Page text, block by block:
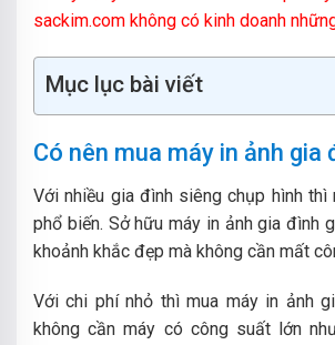
sackim.com không có kinh doanh
Mục lục bài viết
Có nên mua máy in ảnh gia
Với nhiều gia đình siêng chụp hình thì
phổ biến. Sở hữu máy in ảnh gia đình
khoảnh khắc đẹp mà không cần mất
Với chi phí nhỏ thì mua máy in ảnh
không cần máy có công suất lớn